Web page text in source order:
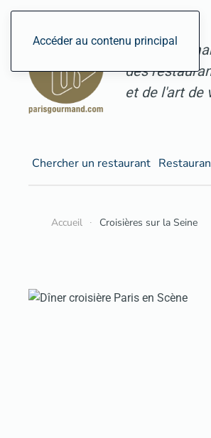
Accéder au contenu principal
des
et de l'art de
Chercher un restaurant
Accueil Croisières sur la Seine